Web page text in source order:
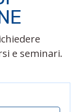
e seminari.